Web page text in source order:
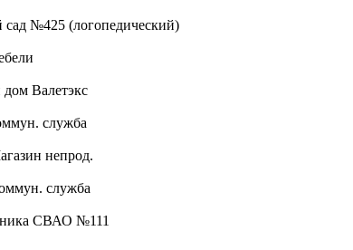
№425 (логопедический)
Валетэкс
служба
непрод.
служба
СВАО №111